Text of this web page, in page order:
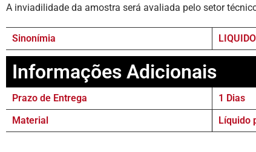
A inviadilidade da amostra será avaliada pelo setor
Sinonímia
Informações Adicionais
Prazo de Entrega
1 Dias
Material
Líquido